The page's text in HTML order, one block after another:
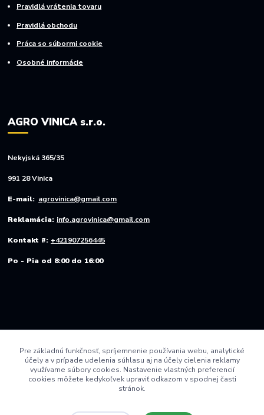
Pravidlá vrátenia tovaru
Pravidlá obchodu
Práca so súbormi cookie
Osobné informácie
AGRO VINICA s.r.o.
Nekyjská 365/35
991 28 Vinica
E-mail: agrovinica@gmail.com
Reklamácia: info.agrovinica@gmail.com
Kontakt #: +421907256445
Po - Pia od 8:00 do 16:00
Pre základnú funkčnosť, spríjemnenie používania webu, analytické
účely a v prípade udelenia súhlasu aj na účely cielenia reklamy
využívame súbory cookies. Nastavenie vlastných preferencií
cookies môžete kedykoľvek upraviť odkazom v spodnej časti
stránok.